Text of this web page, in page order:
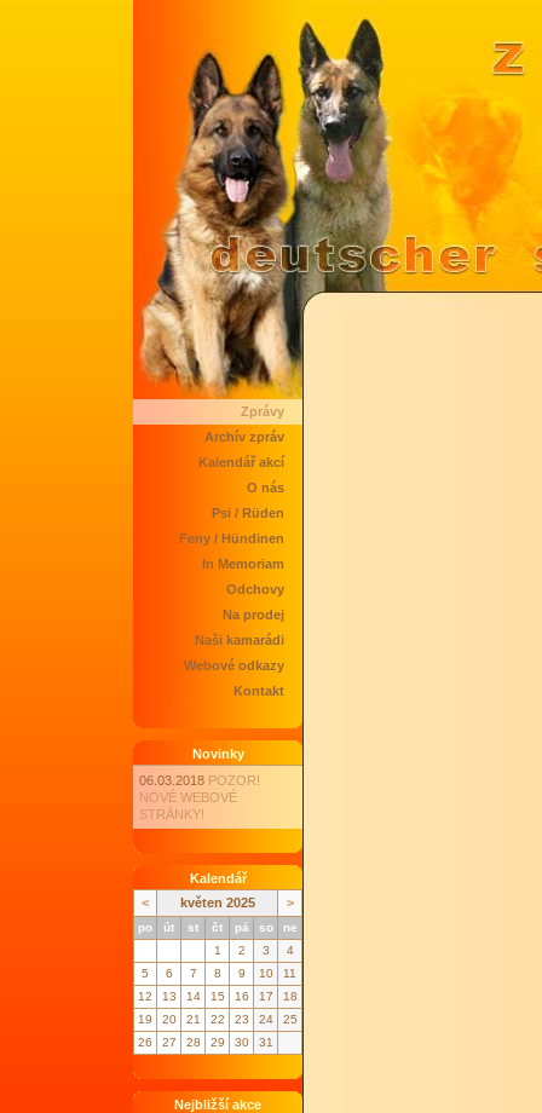
Zprávy
Archív zpráv
Kalendář akcí
O nás
Psi / Rüden
Feny / Hündinen
In Memoriam
Odchovy
Na prodej
Naši kamarádi
Webové odkazy
Kontakt
Novinky
06.03.2018 POZOR!
NOVÉ WEBOVÉ
STRÁNKY!
Kalendář
<
květen 2025 >
po út st čt pá so
ne
1
2 3
4
5
6 7 8 9 10
11
12
13 14 15 16 17
18
19
20 21 22 23 24
25
26
27 28 29 30 31
Nejbližší akce